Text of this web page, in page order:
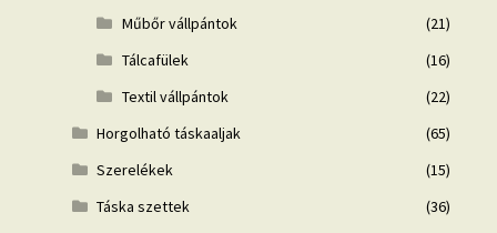
Műbőr vállpántok
(21)
Tálcafülek
(16)
Textil vállpántok
(22)
Horgolható táskaaljak
(65)
Szerelékek
(15)
Táska szettek
(36)